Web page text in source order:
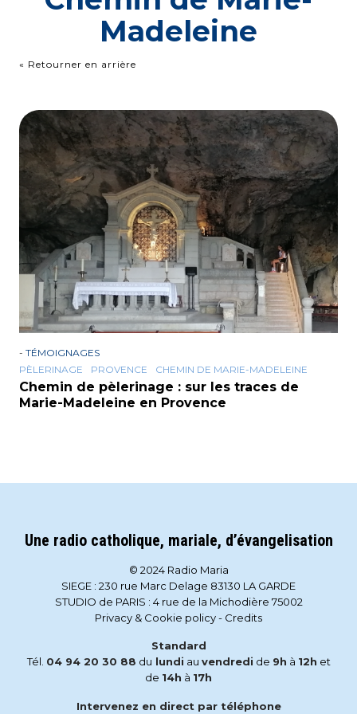
Madeleine
« Retourner en arrière
- TÉMOIGNAGES
PÈLERINAGE
PROVENCE CHEMIN DE MARIE-MADELEINE
Chemin de pèlerinage : sur les traces de
Marie-Madeleine en Provence
Une radio catholique, mariale, d’évangelisation
© 2024 Radio Maria
SIEGE : 230 rue Marc Delage 83130 LA GARDE
STUDIO de PARIS : 4 rue de la Michodière 75002
Privacy & Cookie policy- Credits
Standard
Tél. 04 94 20 30 88 du lundi au vendredi de 9h à 12h et
de 14h à 17h
Intervenez en direct par téléphone